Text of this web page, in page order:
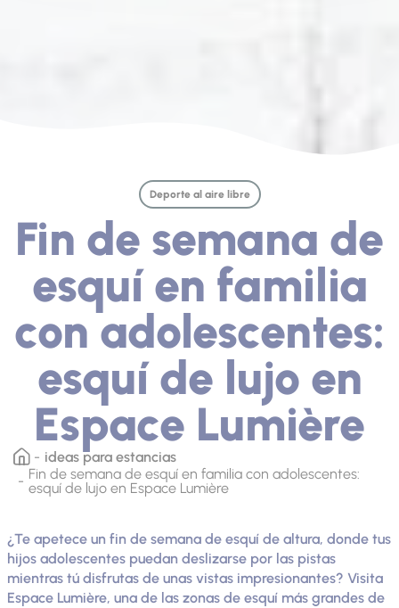
Fin de semana de
esquí en familia
con adolescentes:
esquí de lujo en
Espace Lumière
Deporte al aire libre
ideas para estancias
Fin de semana de esquí en familia con adolescentes:
esquí de lujo en Espace Lumière
¿Te apetece un fin de semana de esquí de altura, donde tus
hijos adolescentes puedan deslizarse por las pistas
mientras tú disfrutas de unas vistas impresionantes? Visita
Espace Lumière, una de las zonas de esquí más grandes de